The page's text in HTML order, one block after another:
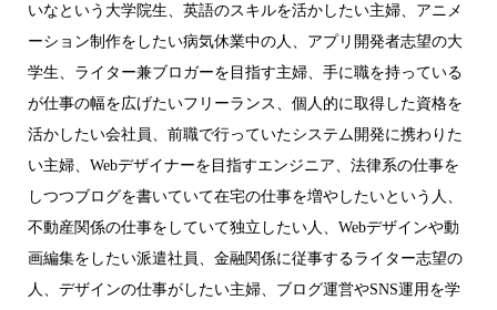
いなという大学院生、英語のスキルを活かしたい主婦、アニメ
ーション制作をしたい病気休業中の人、アプリ開発者志望の大
学生、ライター兼ブロガーを目指す主婦、手に職を持っている
が仕事の幅を広げたいフリーランス、個人的に取得した資格を
活かしたい会社員、前職で行っていたシステム開発に携わりた
い主婦、Webデザイナーを目指すエンジニア、法律系の仕事を
しつつブログを書いていて在宅の仕事を増やしたいという人、
不動産関係の仕事をしていて独立したい人、Webデザインや動
画編集をしたい派遣社員、金融関係に従事するライター志望の
人、デザインの仕事がしたい主婦、ブログ運営やSNS運用を学